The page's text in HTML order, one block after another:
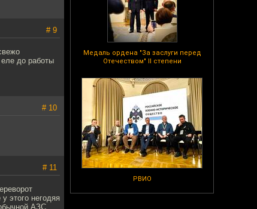
Медаль ордена "За заслуги перед
Отечеством" II степени
РВИО
# 9
до работы
# 10
# 11
этого негодяя
АЗС